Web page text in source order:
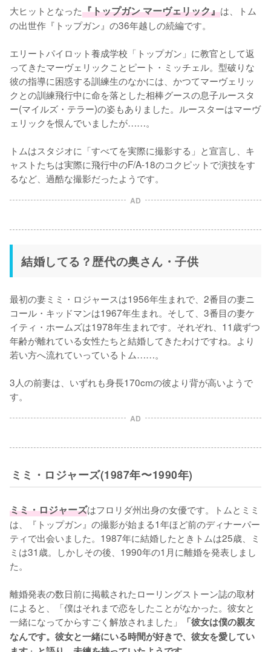
大ヒットとなった『トップガン マーヴェリック』は、トム
の出世作『トップガン』の36年越しの続編です。
エリートパイロット養成学校「トップガン」に教官として返
ってきたマーヴェリックことピート・ミッチェル。型破りな
彼の指導に困惑する訓練生のなかには、かつてマーヴェリッ
クとの訓練飛行中に命を落とした相棒グースの息子ルースタ
ー(マイルズ・テラー)の姿もありました。ルースターはマーヴ
ェリックを恨んでいましたが……。
トムはスタジオに「すべてを実際に撮影する」と宣言し、キ
ャストたちは実際に飛行中のF/A-18のコクピットで演技をす
るなど、過酷な撮影だったようです。
AD
結婚してる？歴代の奥さん・子供
最初の妻ミミ・ロジャースは1956年生まれで、2番目の妻ニ
コール・キッドマンは1967年生まれ。そして、3番目の妻ケ
イティ・ホームズは1978年生まれです。それぞれ、11歳ずつ
年齢が離れている女性たちと結婚してきたわけですね。より
若い方へ流れていっているトム……。
3人の前妻は、いずれも身長170cmの彼より背が高いようで
す。
AD
ミミ・ロジャーズ(1987年〜1990年)
ミミ・ロジャーズはフロリダ州出身の女優です。トムとミミ
は、『トップガン』の撮影が始まる1年ほど前のディナーパー
ティで出会いました。1987年に結婚したときトムは25歳、ミ
ミは31歳。しかしその後、1990年の1月に離婚を発表しまし
た。
離婚発表の数日前に掲載されたローリングストーン誌の取材
によると、「僕はそれまで恋をしたことがなかった。彼女と
一緒になってからすごく解放されました」
「彼女は僕の親友
なんです。彼女と一緒にいる時間が好きで、彼女を愛してい